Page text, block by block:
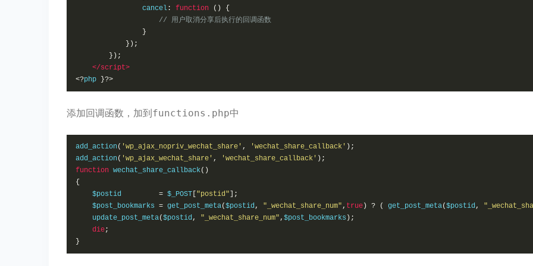
                cancel
: function ()
{
// 用户取消分享后执行的回调函数
}
});
});
</script>
<?php }?>
添加回调函数，加到functions.php中
add_action( 'wp_ajax_nopriv_wechat_share' , 'wechat_share_callback' );
add_action( 'wp_ajax_wechat_share' , 'wechat_share_callback' );
function wechat_share_callback()
{
    $postid
= $_POST "postid" ];
    $post_bookmarks
= get_post_meta($postid, "_wechat_share_num" , true ) ? ( get_post_meta($postid,
    update_post_meta
($postid, "_wechat_share_num" , $post_bookmarks );
die;
}